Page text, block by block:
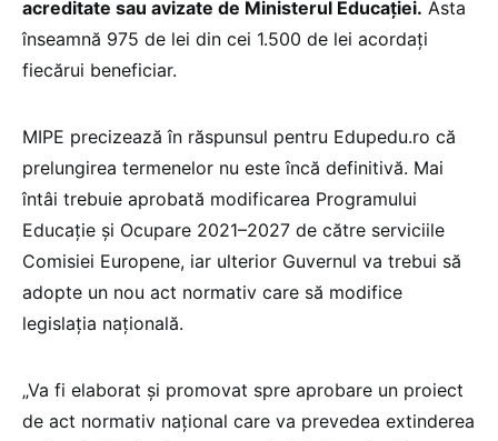
acreditate sau avizate de Ministerul Educației. Asta
înseamnă 975 de lei din cei 1.500 de lei acordați
fiecărui beneficiar.
MIPE precizează în răspunsul pentru Edupedu.ro că
prelungirea termenelor nu este încă definitivă. Mai
întâi trebuie aprobată modificarea Programului
Educație și Ocupare 2021–2027 de către serviciile
Comisiei Europene, iar ulterior Guvernul va trebui să
adopte un nou act normativ care să modifice
legislația națională.
„Va fi elaborat și promovat spre aprobare un proiect
de act normativ național care va prevedea extinderea